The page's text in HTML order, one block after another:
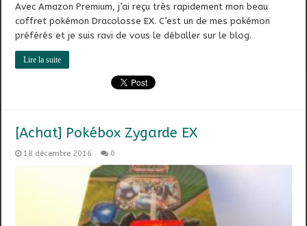
Avec Amazon Premium, j’ai reçu très rapidement mon beau
coffret pokémon Dracolosse EX. C’est un de mes pokémon
préférés et je suis ravi de vous le déballer sur le blog.
Lire la suite
[Achat] Pokébox Zygarde EX
18 décembre 2016 0